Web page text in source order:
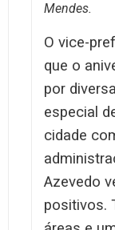
Mendes.
O vice-
que o
por
especial
cidade
Azevedo
positivos.